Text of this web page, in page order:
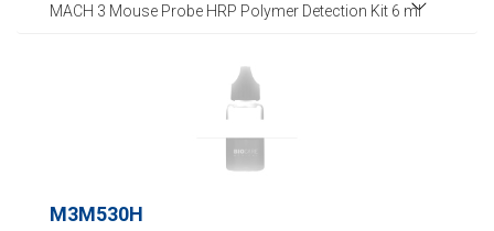
MACH 3 Mouse Probe HRP Polymer Detection Kit 6 ml
M3M530H